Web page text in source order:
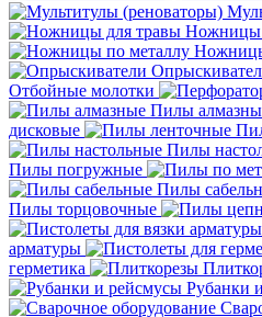
Ножницы
Отбойные молотки
Пилы
дисковые
Пилы
Пилы погружные
Пилы
Пилы торцовочные
арматуры
герметика
Рубанки